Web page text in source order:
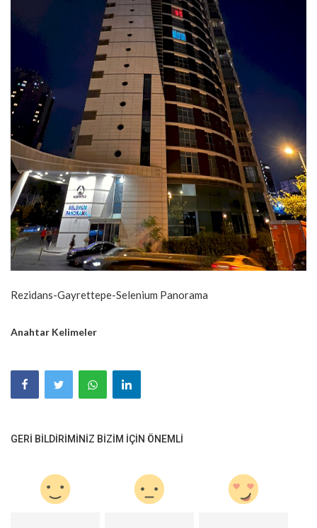
Rezidans-Gayrettepe-Selenium Panorama
Anahtar Kelimeler
GERI BILDIRIMINIZ BIZIM IÇIN ÖNEMLI